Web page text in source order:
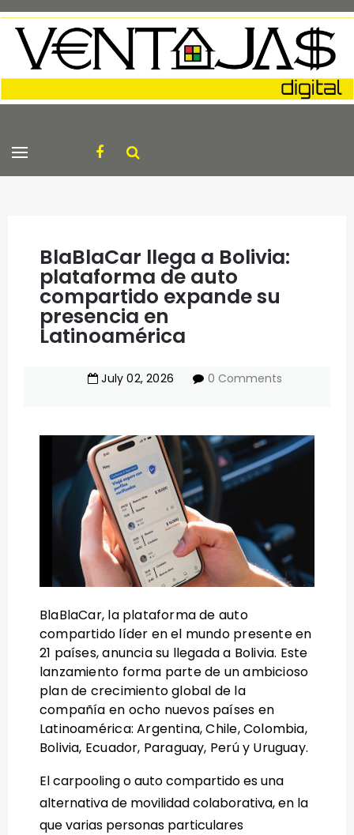
BlaBlaCar llega a Bolivia:
plataforma de auto
compartido expande su
presencia en
Latinoamérica
July 02,2026 0 Comments
BlaBlaCar, la plataforma de auto
compartido líder en el mundo presente en
21 países, anuncia su llegada a Bolivia. Este
lanzamiento forma parte de un ambicioso
plan de crecimiento global de la
compañía en ocho nuevos países en
Latinoamérica: Argentina, Chile, Colombia,
Bolivia, Ecuador, Paraguay, Perú y Uruguay.
El carpooling o auto compartido es una
alternativa de movilidad colaborativa, en la
que varias personas particulares